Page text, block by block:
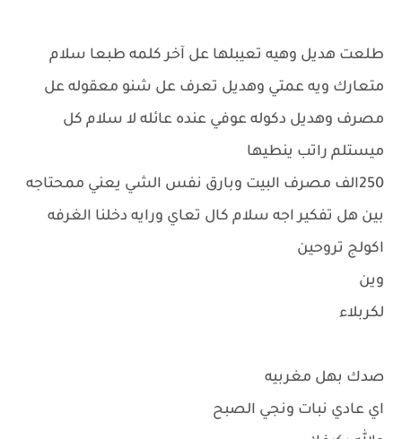
طلعت هديل وهيه تعيبلها عل آخر كلمه طبعا سلام
متعارك ويه عمتي وهديل تعرف عل شنو معقوله عل
مصرف وهديل دكوله عوفي عنده عائله لا سلام كل
ميستلم راتب ينطيها
250الف مصرف البيت وبارق نفس الشي يعني ممحتاجه
بين هل تفكير اجه سلام كال تعاي ورايه دخلنا الغرفه
اكولج تروحين
وين
لكربلاء
صدك بهل مغربيه
اي عادي نبات ونجي الصبح